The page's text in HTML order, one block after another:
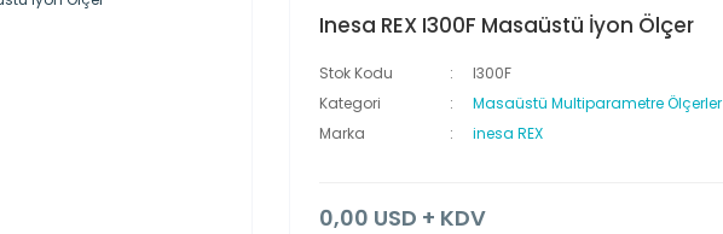
Inesa REX I300F Masaüstü İyon Ölçer
Stok Kodu
I300F
Kategori
Masaüstü Multiparametre Ölçerler
Marka
inesa REX
0,00 USD + KDV